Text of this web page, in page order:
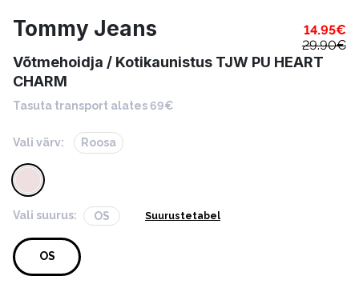
Tommy Jeans 14.95€
29.90€
Võtmehoidja / Kotikaunistus TJW PU HEART
CHARM
Tasuta transport alates 69€
Vali värv: Roosa
Vali suurus: OS Suurustetabel
OS